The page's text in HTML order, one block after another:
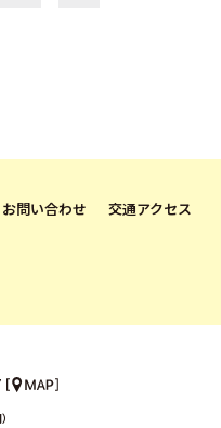
お問い合わせ 交通アクセス